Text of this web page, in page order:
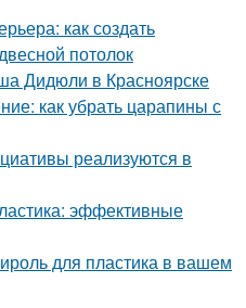
как создать
потолок
Дидюли в Красноярске
как убрать царапины с
реализуются в
эффективные
для пластика в вашем